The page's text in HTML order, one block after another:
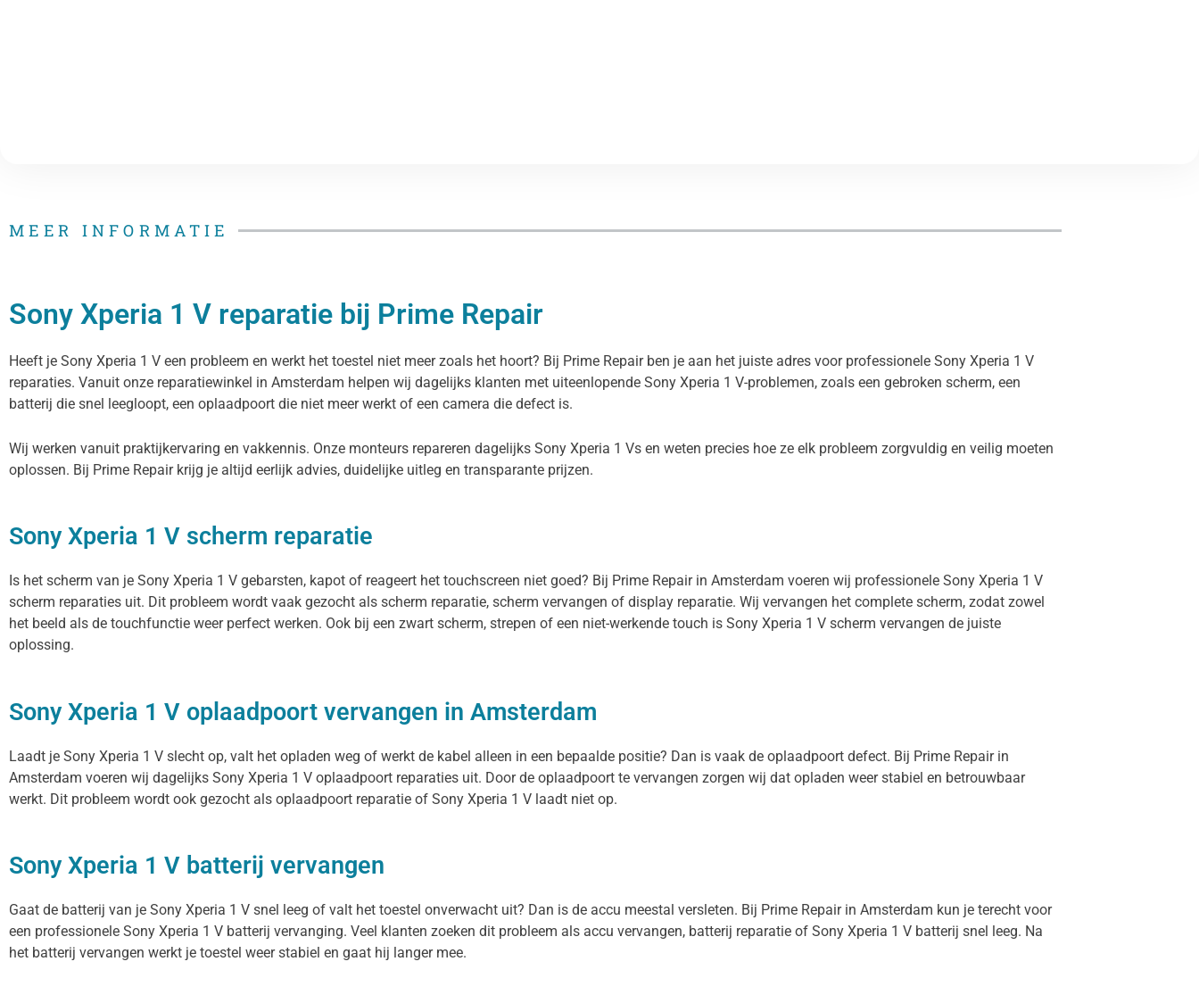
MEER INFORMATIE
Sony Xperia 1 V reparatie bij Prime Repair
Heeft je Sony Xperia 1 V een probleem en werkt het toestel niet meer zoals het hoort? Bij Prime Repair ben je aan het juiste adres voor professionele Sony Xperia 1 V
reparaties. Vanuit onze reparatiewinkel in Amsterdam helpen wij dagelijks klanten met uiteenlopende Sony Xperia 1 V-problemen, zoals een gebroken scherm, een
batterij die snel leegloopt, een oplaadpoort die niet meer werkt of een camera die defect is.
Wij werken vanuit praktijkervaring en vakkennis. Onze monteurs repareren dagelijks Sony Xperia 1 Vs en weten precies hoe ze elk probleem zorgvuldig en veilig moeten
oplossen. Bij Prime Repair krijg je altijd eerlijk advies, duidelijke uitleg en transparante prijzen.
Sony Xperia 1 V scherm reparatie
Is het scherm van je Sony Xperia 1 V gebarsten, kapot of reageert het touchscreen niet goed? Bij Prime Repair in Amsterdam voeren wij professionele Sony Xperia 1 V
scherm reparaties uit. Dit probleem wordt vaak gezocht als scherm reparatie, scherm vervangen of display reparatie. Wij vervangen het complete scherm, zodat zowel
het beeld als de touchfunctie weer perfect werken. Ook bij een zwart scherm, strepen of een niet-werkende touch is Sony Xperia 1 V scherm vervangen de juiste
oplossing.
Sony Xperia 1 V oplaadpoort vervangen in Amsterdam
Laadt je Sony Xperia 1 V slecht op, valt het opladen weg of werkt de kabel alleen in een bepaalde positie? Dan is vaak de oplaadpoort defect. Bij Prime Repair in
Amsterdam voeren wij dagelijks Sony Xperia 1 V oplaadpoort reparaties uit. Door de oplaadpoort te vervangen zorgen wij dat opladen weer stabiel en betrouwbaar
werkt. Dit probleem wordt ook gezocht als oplaadpoort reparatie of Sony Xperia 1 V laadt niet op.
Sony Xperia 1 V batterij vervangen
Gaat de batterij van je Sony Xperia 1 V snel leeg of valt het toestel onverwacht uit? Dan is de accu meestal versleten. Bij Prime Repair in Amsterdam kun je terecht voor
een professionele Sony Xperia 1 V batterij vervanging. Veel klanten zoeken dit probleem als accu vervangen, batterij reparatie of Sony Xperia 1 V batterij snel leeg. Na
het batterij vervangen werkt je toestel weer stabiel en gaat hij langer mee.